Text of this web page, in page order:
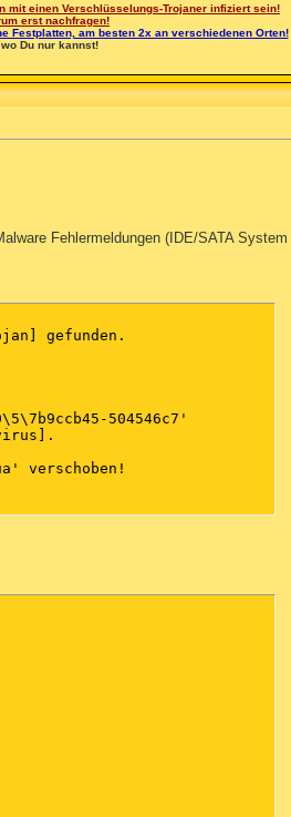
mit einen Verschlüsselungs-Trojaner infiziert sein!
erst nachfragen!
Festplatten, am besten 2x an verschiedenen Orten!
Du nur kannst!
Fehlermeldungen (IDE/SATA
gefunden.
504546c7'
verschoben!